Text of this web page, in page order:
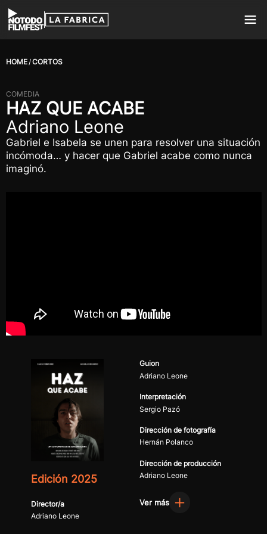
HOME CORTOS
COMEDIA
HAZ QUE ACABE
Adriano Leone
Gabriel e Isabela se unen para resolver una situación
incómoda… y hacer que Gabriel acabe como nunca
imaginó.
Edición 2025
Director/a
Adriano Leone
Guion
Adriano Leone
Interpretación
Sergio Pazó
Dirección de fotografía
Hernán Polanco
Dirección de producción
Adriano Leone
Ver más